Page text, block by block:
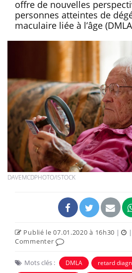
offre de nouvelles
personnes atteintes de
maculaire liée à l’âge
DAVEMCDPHOTO/ISTOCK
Publié le 07.01.2020 à 16h30 | |
Commenter
Mots clés : DMLA
retard